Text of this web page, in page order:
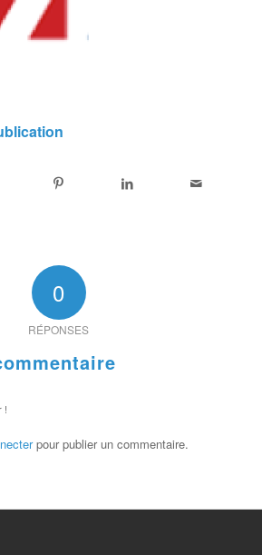
0
RÉPONSES
!
pour publier un commentaire.